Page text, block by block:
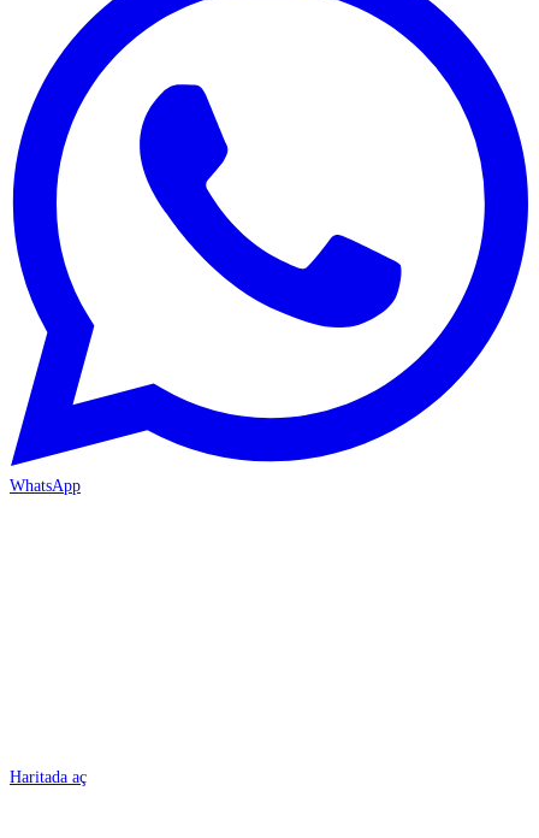
WhatsApp
Haritada aç